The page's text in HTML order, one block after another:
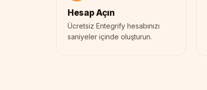
Hesap Açın
Ücretsiz Entegrify hesabınızı
saniyeler içinde oluşturun.